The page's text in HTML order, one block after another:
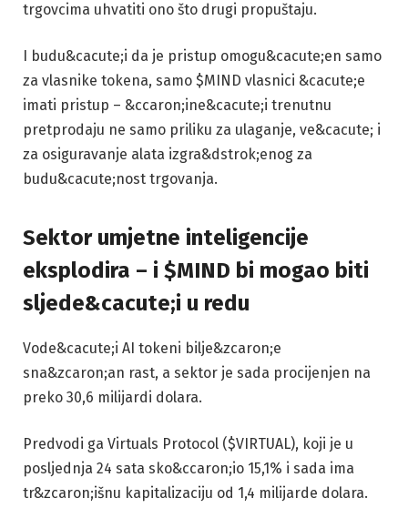
trgovcima uhvatiti ono što drugi propuštaju.
I budu&cacute;i da je pristup omogu&cacute;en samo
za vlasnike tokena, samo $MIND vlasnici &cacute;e
imati pristup – &ccaron;ine&cacute;i trenutnu
pretprodaju ne samo priliku za ulaganje, ve&cacute; i
za osiguravanje alata izgra&dstrok;enog za
budu&cacute;nost trgovanja.
Sektor umjetne inteligencije
eksplodira – i $MIND bi mogao biti
sljede&cacute;i u redu
Vode&cacute;i AI tokeni bilje&zcaron;e
sna&zcaron;an rast, a sektor je sada procijenjen na
preko 30,6 milijardi dolara.
Predvodi ga Virtuals Protocol ($VIRTUAL), koji je u
posljednja 24 sata sko&ccaron;io 15,1% i sada ima
tr&zcaron;išnu kapitalizaciju od 1,4 milijarde dolara.